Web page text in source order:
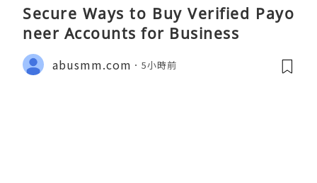
Secure Ways to Buy Verified Payo
neer Accounts for Business
abusmm.com 5小時前